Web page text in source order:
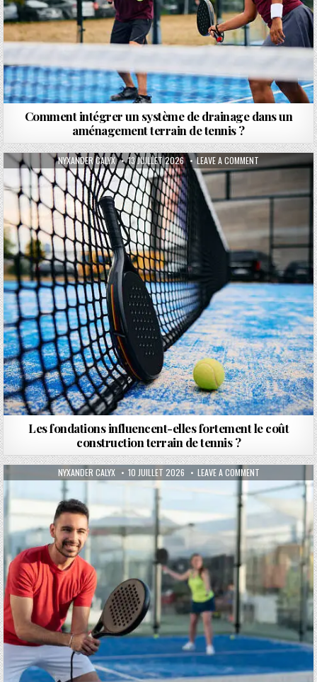
Comment intégrer un système de drainage dans un
aménagement terrain de tennis ?
AUTHOR:
NYXANDER CALYX PUBLISHED DATE:
13 JUILLET 2026 LEAVE A COMMENT ON LES
Les fondations influencent-elles fortement le coût
construction terrain de tennis ?
AUTHOR:
NYXANDER CALYX PUBLISHED DATE:
10 JUILLET 2026 LEAVE A COMMENTON UNE ÉTUDE